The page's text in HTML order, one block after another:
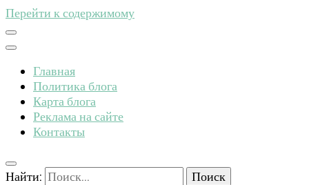
Перейти к содержимому
Главная
Политика блога
Карта блога
Реклама на сайте
Контакты
Найти: